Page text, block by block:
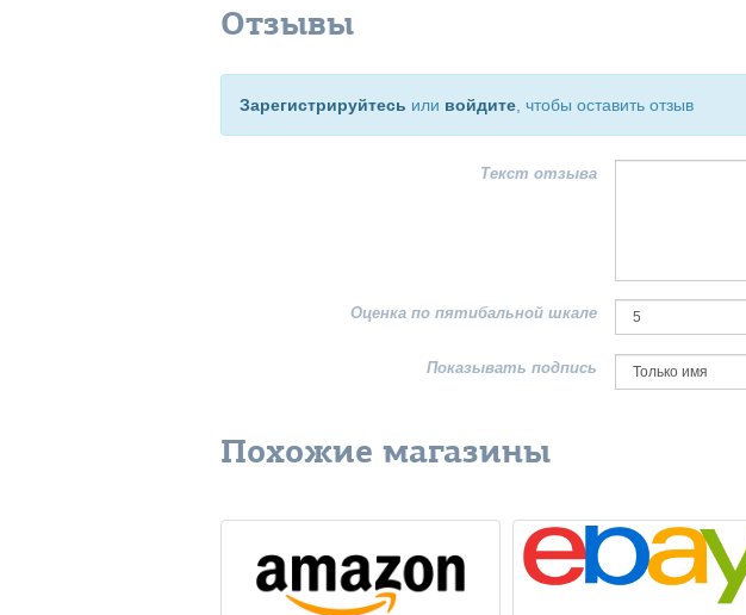
Отзывы
Зарегистрируйтесь или войдите , чтобы оставить отзыв
Текст отзыва
Оценка по пятибальной шкале
Показывать подпись
Похожие магазины